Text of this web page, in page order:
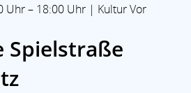
Uhr – 18:00 Uhr | Kultur Vor
Spielstraße